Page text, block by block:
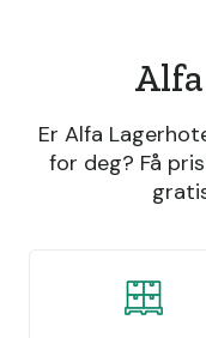
Er Alfa
for deg? Få